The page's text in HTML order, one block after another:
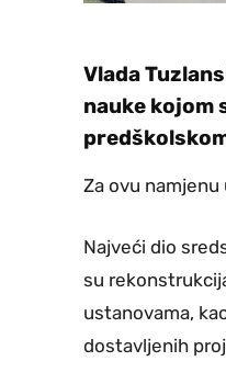
Vlada
nauke kojom
Za ovu namjenu
Najveći dio
su
ustanovama,
dostavljenih